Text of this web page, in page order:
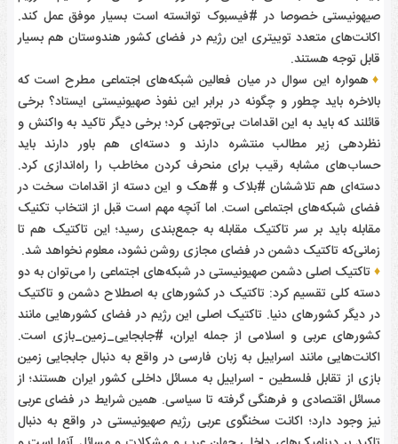
صیهونیستی خصوصا در #فیسبوک توانسته است بسیار موفق عمل کند.
اکانت‌های متعدد توییتری این رژیم در فضای کشور هندوستان هم بسیار
قابل توجه هستند.
♦ همواره این سوال در میان فعالین شبکه‌های اجتماعی مطرح است که
بالاخره باید چطور و چگونه در برابر این نفوذ صهیونیستی ایستاد؟ برخی
قائلند که باید به این اقدامات بی‌توجهی کرد؛ برخی دیگر تاکید به واکنش و
نظردهی زیر مطالب منتشره دارند و دسته‌ای هم باور دارند باید
حساب‌های مشابه رقیب برای منحرف کردن مخاطب را راه‌اندازی کرد.
دسته‌ای هم تلاششان #بلاک و #هک و این دسته از اقدامات سخت در
فضای شبکه‌های اجتماعی است. اما آنچه مهم است قبل از انتخاب تکنیک
مقابله باید بر سر تاکتیک مقابله به جمع‌بندی رسید؛ این تاکتیک هم تا
زمانی‌که تاکتیک دشمن در فضای مجازی روشن نشود، معلوم نخواهد شد.
♦ تاکتیک اصلی دشمن صهیونیستی در شبکه‌های اجتماعی را می‌توان به دو
دسته کلی تقسیم کرد: تاکتیک در کشورهای به اصطلاح دشمن و تاکتیک
در دیگر کشورهای دنیا. تاکتیک اصلی این رژیم در فضای کشورهایی مانند
کشورهای عربی و اسلامی از جمله ایران، #جابجایی_زمین_بازی است.
اکانت‌هایی مانند اسراییل به زبان فارسی در واقع به دنبال جابجایی زمین
بازی از تقابل فلسطین - اسراییل به مسائل داخلی کشور ایران هستند؛ از
مسائل اقتصادی و فرهنگی گرفته تا سیاسی. همین شرایط در فضای عربی
نیز وجود دارد؛ اکانت سخنگوی عربی رژیم صهیونیستی در واقع به دنبال